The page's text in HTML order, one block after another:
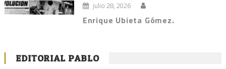
julio 28, 2026
Enrique Ubieta Gómez.
EDITORIAL PABLO